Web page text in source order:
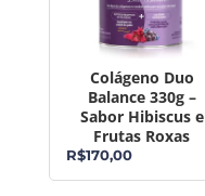
Colágeno Duo
Balance 330g –
Sabor Hibiscus e
Frutas Roxas
R$170,00